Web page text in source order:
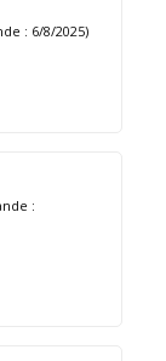
: 6/8/2025)
: